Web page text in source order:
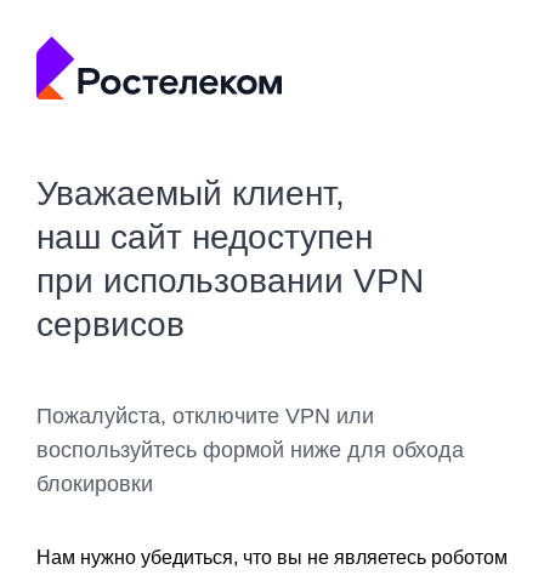
Уважаемый клиент,
наш сайт недоступен
при использовании VPN
сервисов
Пожалуйста, отключите VPN или
воспользуйтесь формой ниже для обхода
блокировки
Нам нужно убедиться, что вы не являетесь роботом